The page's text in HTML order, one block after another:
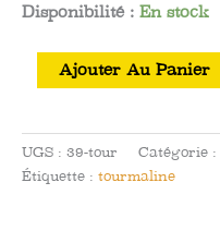
Disponibilité : En stock
quantité
de
Tourmaline
de
Ajouter Au Panier
UGS : 39-tour Catégorie :
Étiquette : tourmaline